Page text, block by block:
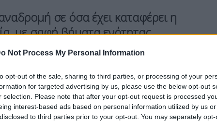
Not Process My Personal Information
opt-out of the sale, sharing to third parties, or processing of your
for targeted advertising by us, please use the below opt-out
selection. Please note that after your opt-out request is processed
interest-based ads based on personal information utilized by us
to third parties prior to your opt-out. You may separately
σε όσα έχει καταφέρει η
με σαφή βήματα ενότητας.
μαζί για την Ελλάδα του 2030»
έναρξη της ομιλίας του την
της ΝΔ. Είμαι δίπλα σας, στην
λέγοντας πως «η σημερινή
καλύτερη απάντηση σε όσους μας